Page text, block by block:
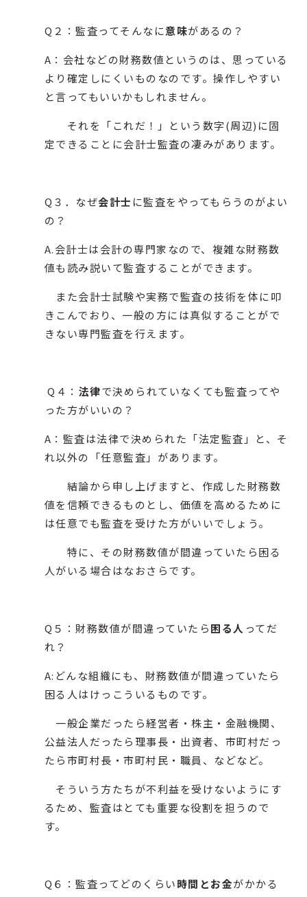
Q２：監査ってそんなに意味があるの？
A：会社などの財務数値というのは、思っている
より確定しにくいものなのです。操作しやすい
と言ってもいいかもしれません。
それを「これだ！」という数字(周辺)に固
定できることに会計士監査の凄みがあります。
Q３．なぜ会計士 に監査をやってもらうのがよい
の？
A.会計士は会計の専門家なので、複雑な財務数
値も読み説いて監査することができます。
また会計士試験や実務で監査の技術を体に叩
きこんでおり、一般の方には真似することがで
きない専門監査を行えます。
Q４： 法律で決められていなくても監査ってや
った方がいいの？
A：監査は法律で決められた「法定監査」と、そ
れ以外の「任意監査」があります。
結論から申し上げますと、作成した財務数
値を信頼できるものとし、価値を高めるために
は任意でも監査を受けた方がいいでしょう。
特に、その財務数値が間違っていたら困る
人がいる場合はなおさらです。
Q５：財務数値が間違っていたら困る人 ってだ
れ？
A:どんな組織にも、財務数値が間違っていたら
困る人はけっこういるものです。
一般企業だったら経営者・株主・金融機関、
公益法人だったら理事長・出資者、市町村だっ
たら市町村長・市町村民・職員、などなど。
そういう方たちが不利益を受けないようにす
るため、監査はとても重要な役割を担うので
す。
Q６：監査ってどのくらい時間とお金がかかる